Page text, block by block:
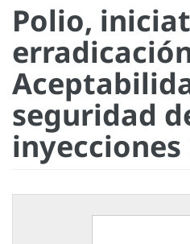
Polio,
seguridad